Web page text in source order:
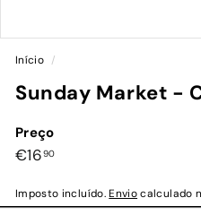
Início /
Sunday Market -
Preço
Preço
€1690€16,90
Imposto incluído.Enviocalculado